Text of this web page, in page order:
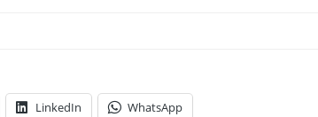
LinkedIn WhatsApp